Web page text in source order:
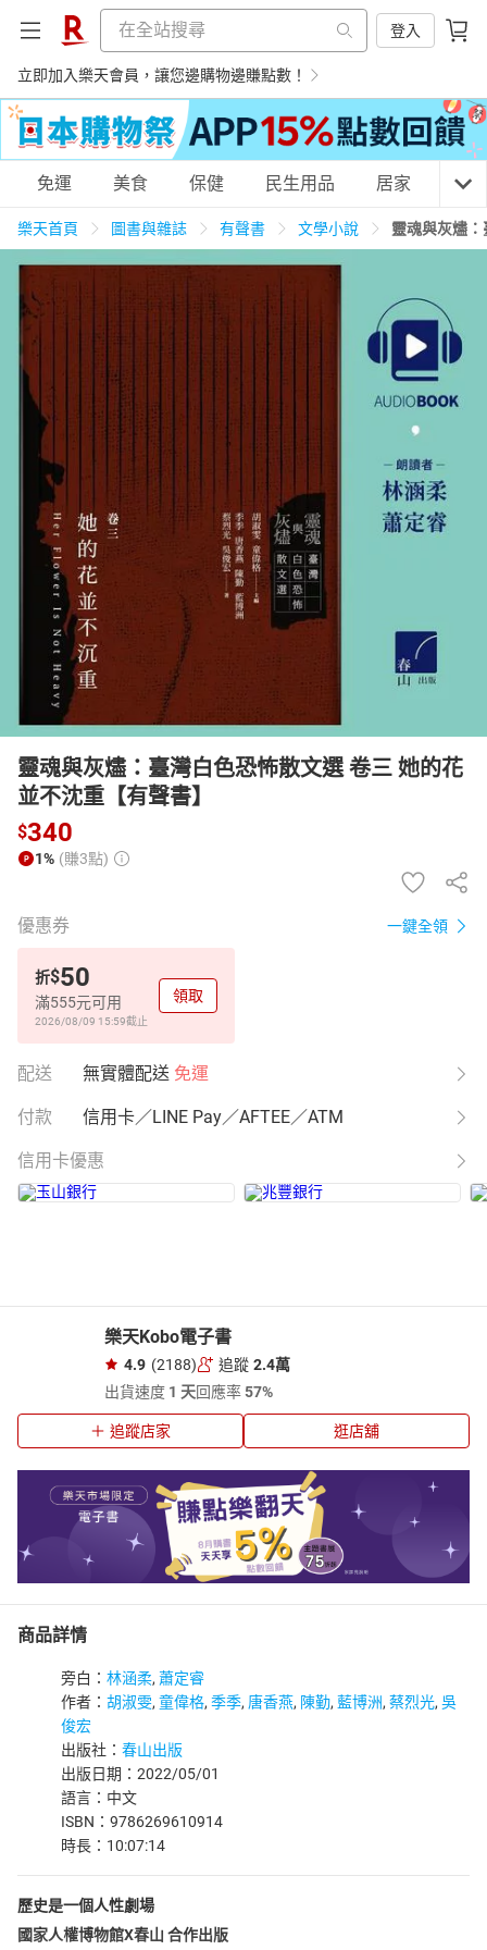
登入
立即加入樂天會員，讓您邊購物邊賺點數！
購物網分類
親子玩具
女裝 情趣用品
日本購物 電子/紙本書
免運 美食 保健 民生用品 居家 3C
樂天首頁 圖書與雜誌 有聲書 文學小說 靈魂與灰燼
靈魂與灰燼：臺灣白色恐怖散文選 卷三 她的花
並不沈重【有聲書】
$340
1% (賺3點)
優惠券 一鍵全領
折$50
滿555元可用
2026/08/09 15:59截止
領取
配送 無實體配送 免運
付款 信用卡／LINE Pay／AFTEE／ATM
信用卡優惠
樂天Kobo電子書
4.9 (2188) 追蹤 2.4萬
出貨速度 1 天回應率57%
追蹤店家 逛店舖
商品詳情
旁白： 林涵柔, 蕭定睿
作者： 胡淑雯, 童偉格, 季季, 唐香燕, 陳勤, 藍博洲, 蔡烈光, 吳
俊宏
出版社： 春山出版
出版日期：2022/05/01
語言：中文
ISBN：9786269610914
時長：10:07:14
歷史是一個人性劇場
國家人權博物館X春山 合作出版